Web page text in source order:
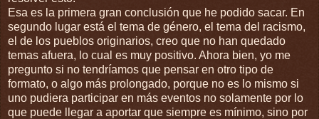
Esa es la primera gran conclusión que he podido sacar. En
segundo lugar está el tema de género, el tema del racismo,
el de los pueblos originarios, creo que no han quedado
temas afuera, lo cual es muy positivo. Ahora bien, yo me
pregunto si no tendríamos que pensar en otro tipo de
formato, o algo más prolongado, porque no es lo mismo si
uno pudiera participar en más eventos no solamente por lo
que puede llegar a aportar que siempre es mínimo, sino por